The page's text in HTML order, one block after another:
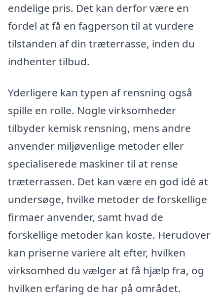
endelige pris. Det kan derfor være en
fordel at få en fagperson til at vurdere
tilstanden af din træterrasse, inden du
indhenter tilbud.
Yderligere kan typen af rensning også
spille en rolle. Nogle virksomheder
tilbyder kemisk rensning, mens andre
anvender miljøvenlige metoder eller
specialiserede maskiner til at rense
træterrassen. Det kan være en god idé at
undersøge, hvilke metoder de forskellige
firmaer anvender, samt hvad de
forskellige metoder kan koste. Herudover
kan priserne variere alt efter, hvilken
virksomhed du vælger at få hjælp fra, og
hvilken erfaring de har på området.